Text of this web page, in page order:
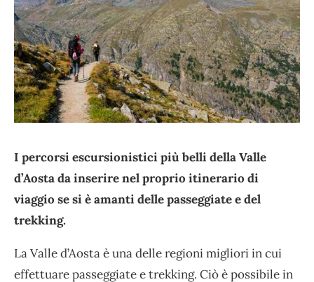
I percorsi escursionistici più belli della Valle
d’Aosta da inserire nel proprio itinerario di
viaggio se si è amanti delle passeggiate e del
trekking.
La Valle d’Aosta è una delle regioni migliori in cui
effettuare passeggiate e trekking. Ciò è possibile in